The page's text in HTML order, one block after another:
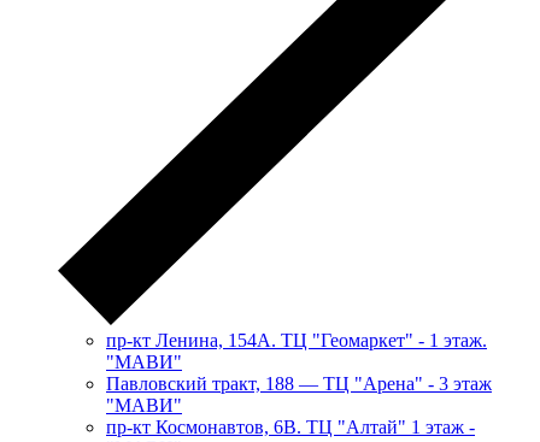
пр-кт Ленина, 154А. ТЦ "Геомаркет" - 1 этаж.
"МАВИ"
​Павловский тракт, 188 — ТЦ "Арена" - 3 этаж
"МАВИ"
пр-кт Космонавтов, 6В. ТЦ "Алтай" 1 этаж -